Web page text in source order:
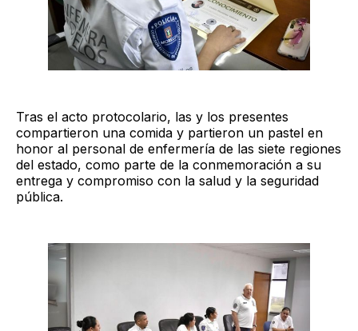
Tras el acto protocolario, las y los presentes
compartieron una comida y partieron un pastel en
honor al personal de enfermería de las siete regiones
del estado, como parte de la conmemoración a su
entrega y compromiso con la salud y la seguridad
pública.